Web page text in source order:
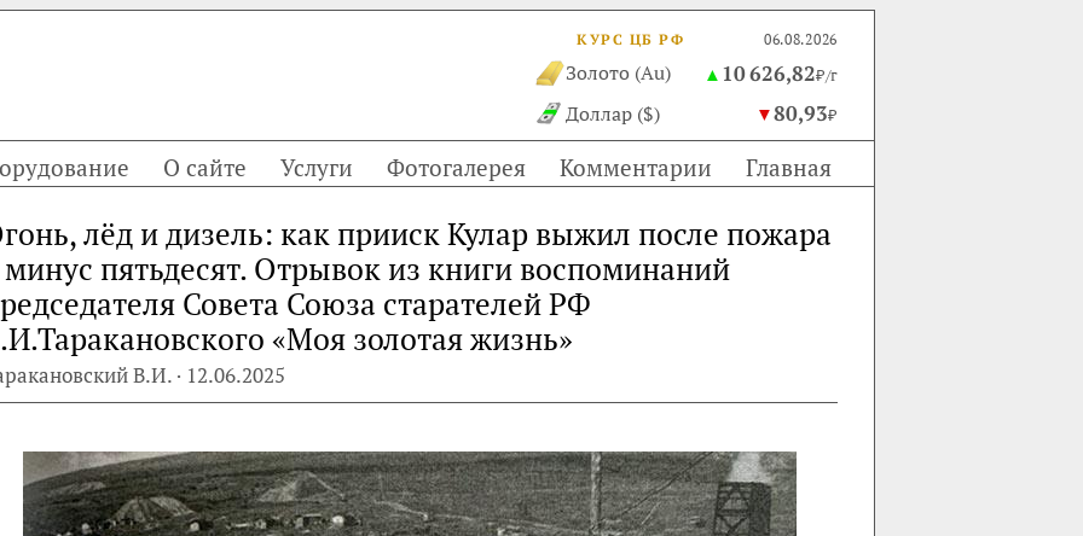
КУРС ЦБ РФ 06.08.2026
Золото (Au) ▲ 10 626,82₽/г
Доллар ($) ▼80,93₽
О сайте Услуги Фотогалерея Комментарии Главная
лёд и дизель: как прииск Кулар выжил после пожара
пятьдесят. Отрывок из книги воспоминаний
Совета Союза старателей РФ
«Моя золотая жизнь»
В.И. · 12.06.2025